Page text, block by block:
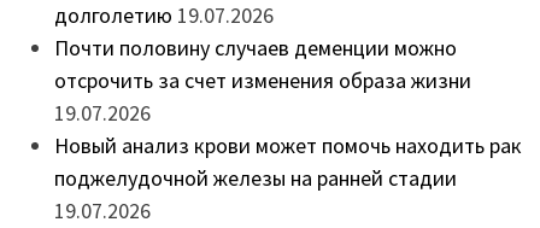
долголетию 19.07.2026
Почти половину случаев деменции можно
отсрочить за счет изменения образа жизни
19.07.2026
Новый анализ крови может помочь находить рак
поджелудочной железы на ранней стадии
19.07.2026